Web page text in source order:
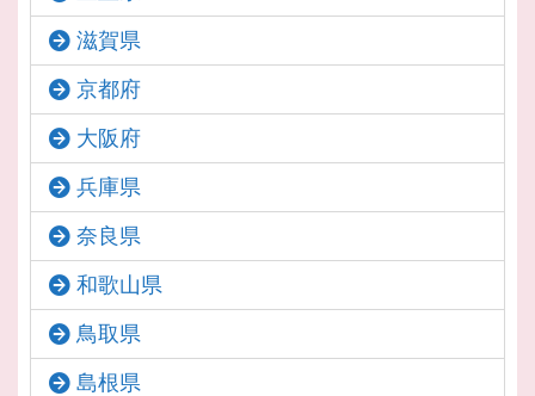
滋賀県
京都府
大阪府
兵庫県
奈良県
和歌山県
鳥取県
島根県